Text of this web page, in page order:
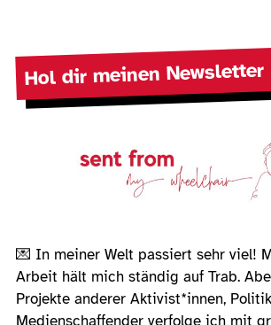
Hol dir meinen Newsletter
💌 In meiner Welt passiert sehr viel!
Arbeit hält mich ständig auf Trab.
Projekte anderer Aktivist*innen,
Medienschaffender verfolge ich mit